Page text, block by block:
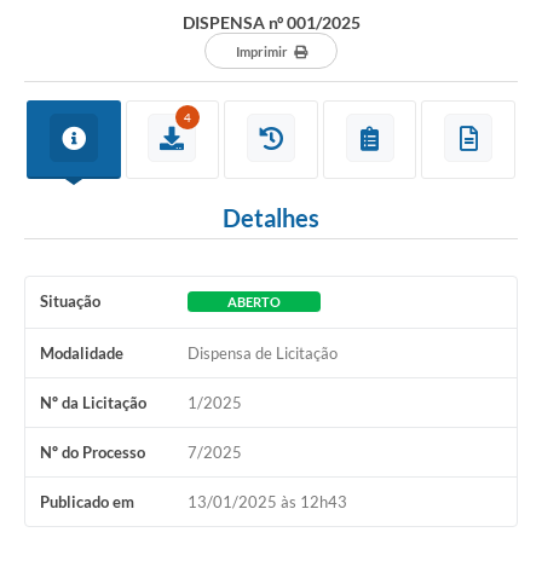
DISPENSA nº 001/2025
Imprimir
4
Detalhes
Situação ABERTO
Modalidade Dispensa de Licitação
Nº da Licitação 1/2025
Nº do Processo 7/2025
Publicado em 13/01/2025 às 12h43